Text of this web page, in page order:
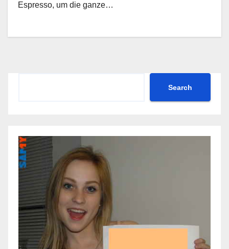
Espresso, um die ganze…
Search